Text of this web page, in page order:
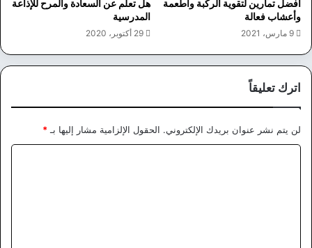
افضل تمارين لتقوية الركبة وأطعمة
وأعشاب فعالة
9 مارس، 2021
هل تعلم عن السعادة والمرح للإذاعة
المدرسية
29 أكتوبر، 2020
اترك تعليقاً
لن يتم نشر عنوان بريدك الإلكتروني. الحقول الإلزامية مشار إليها بـ*